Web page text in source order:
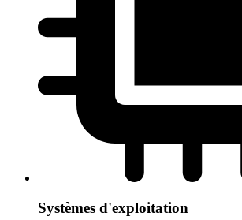
Systèmes d'exploitation